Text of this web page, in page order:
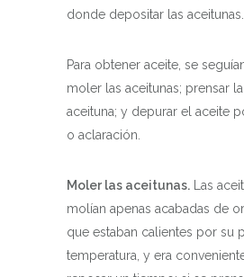
donde depositar las aceitunas.
Para obtener aceite, se
moler las aceitunas; prensar
aceituna; y depurar el aceite
o aclaración.
Moler las aceitunas. Las
molían apenas acabadas de
que estaban calientes por su
temperatura, y era